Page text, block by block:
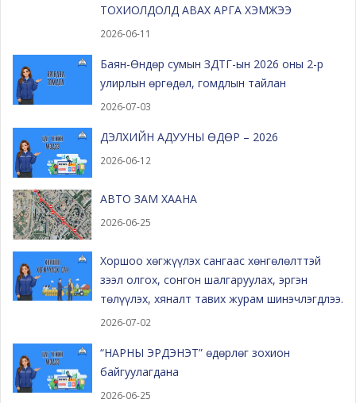
ТОХИОЛДОЛД АВАХ АРГА ХЭМЖЭЭ
2026-06-11
Баян-Өндөр сумын ЗДТГ-ын 2026 оны 2-р
улирлын өргөдөл, гомдлын тайлан
2026-07-03
ДЭЛХИЙН АДУУНЫ ӨДӨР – 2026
2026-06-12
АВТО ЗАМ ХААНА
2026-06-25
Хоршоо хөгжүүлэх сангаас хөнгөлөлттэй
зээл олгох, сонгон шалгаруулах, эргэн
төлүүлэх, хяналт тавих журам шинэчлэгдлээ.
2026-07-02
“НАРНЫ ЭРДЭНЭТ” өдөрлөг зохион
байгуулагдана
2026-06-25